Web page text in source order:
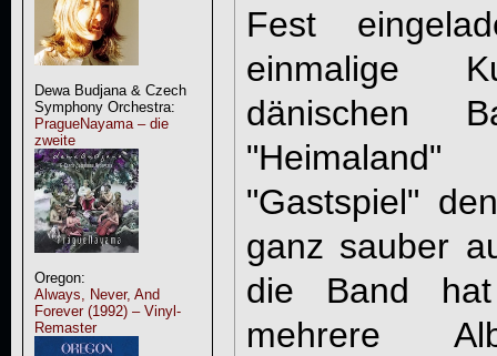
Dewa Budjana & Czech
Symphony Orchestra:
PragueNayama – die
zweite
Oregon:
Always, Never, And
Forever (1992) – Vinyl-
Remaster
Fest
einmalige
dänischen
"Gastspiel"
ganz sauber
die Band
mehrere